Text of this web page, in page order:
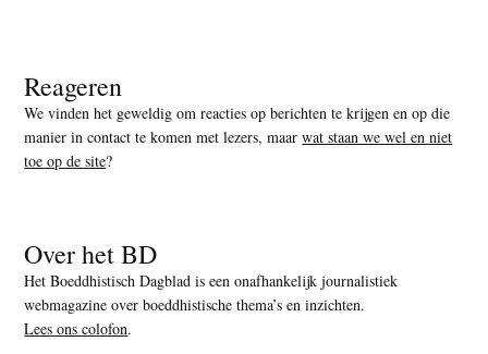
Reageren
We vinden het geweldig om reacties op berichten te krijgen en op die
manier in contact te komen met lezers, maarwat staan we wel en niet
toe op de site?
Over het BD
Het Boeddhistisch Dagblad is een onafhankelijk journalistiek
webmagazine over boeddhistische thema’s en inzichten.
Lees ons colofon.